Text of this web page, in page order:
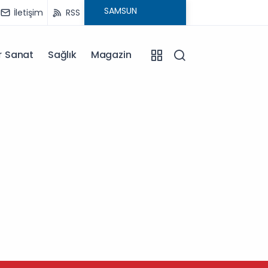
İletişim RSS
Sanat Sağlık Magazin